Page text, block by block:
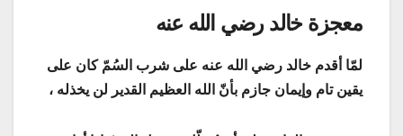
معجزة خالد رضي الله عنه
لمّا أقدم خالد رضي الله عنه على شرب السُمّ كان على
يقين تام وإيمان جازم بأنّ الله العظيم القدير لن يخذله ،